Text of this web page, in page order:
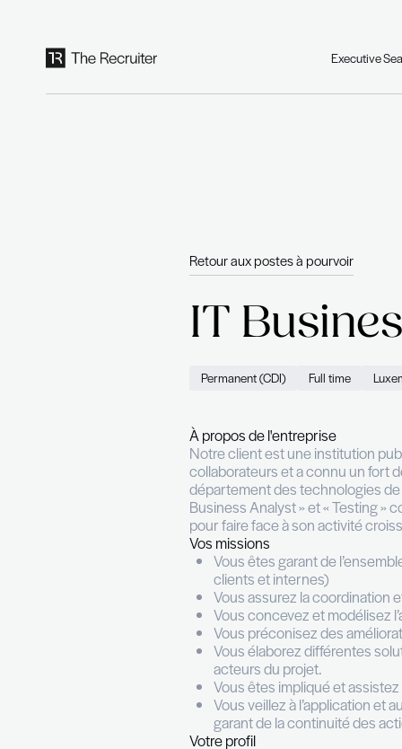
Retour aux postes à
IT
Permanent (CDI)
À propos de
Notre client est une
collaborateurs et a
département des
Business Analyst »
pour faire face à
Vos missions
Vous êtes
clients et